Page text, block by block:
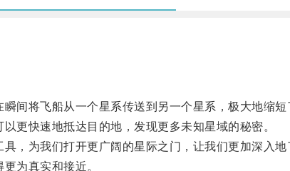
将飞船从一个星系传送到另一个星系，极大地缩短
快速地抵达目的地，发现更多未知星域的秘密。
为我们打开更广阔的星际之门，让我们更加深入地
为真实和接近。